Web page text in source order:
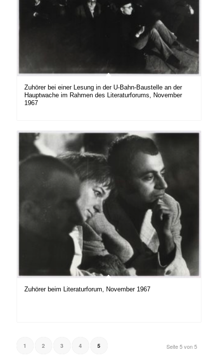
Zuhörer bei einer Lesung in der U-Bahn-Baustelle an der
Hauptwache im Rahmen des Literaturforums, November
1967
Zuhörer beim Literaturforum, November 1967
Seite 5 von 5
1 2 3 4 5